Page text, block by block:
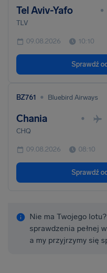
Tel Aviv-Yafo •
TLV
09.08.2026 10:10
Sprawdź
BZ761 • Bluebird Airways
Chania •
CHQ
09.08.2026 08:10
Sprawdź
Nie ma Twojego
sprawdzenia pełnej
a my przyjrzymy się